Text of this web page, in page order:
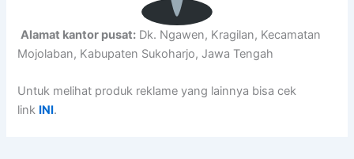
Alamat kantor pusat: Dk. Ngawen, Kragilan, Kecamatan
Mojolaban, Kabupaten Sukoharjo, Jawa Tengah
Untuk melihat produk reklame yang lainnya bisa cek
link INI.